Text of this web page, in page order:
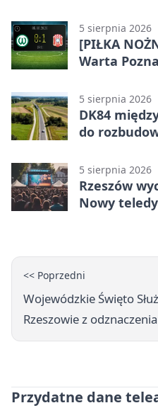
5 sierpnia 2026
[PIŁKA
Warta
5 sierpnia 2026
DK84
do
5 sierpnia 2026
Rzeszów
Nowy
<< Poprzedni
Wojewódzkie Święto
Rzeszowie z
Przydatne dane